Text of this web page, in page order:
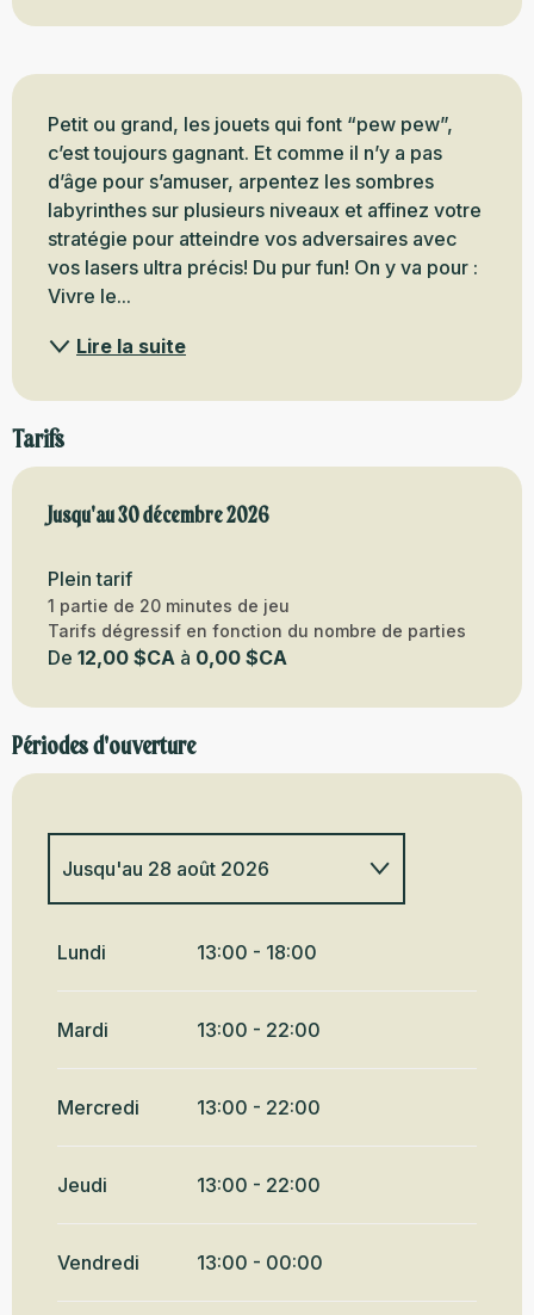
Description
Petit ou grand, les jouets qui font “pew pew”,
c’est toujours gagnant. Et comme il n’y a pas
d’âge pour s’amuser, arpentez les sombres
labyrinthes sur plusieurs niveaux et affinez votre
stratégie pour atteindre vos adversaires avec
vos lasers ultra précis! Du pur fun! On y va pour :
Vivre le...
Lire la suite
Tarifs
Du15 janvier 2026au30 décembre 2026
Jusqu'au30 décembre 2026
Plein tarif
1 partie de 20 minutes de jeu
Tarifs dégressif en fonction du nombre de parties
De 12,00 $CA à 0,00 $CA
Périodes d'ouverture
Jusqu'au 28 août 2026
Lundi 13:00 - 18:00
Mardi 13:00 - 22:00
Mercredi 13:00 - 22:00
Jeudi 13:00 - 22:00
Vendredi 13:00 - 00:00